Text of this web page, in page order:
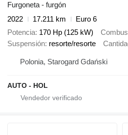
Furgoneta - furgón
2022
17.211 km
Euro 6
Potencia 170 Hp (125 kW)
Suspensión resorte/resorte
Polonia, Starogard Gdański
AUTO - HOL